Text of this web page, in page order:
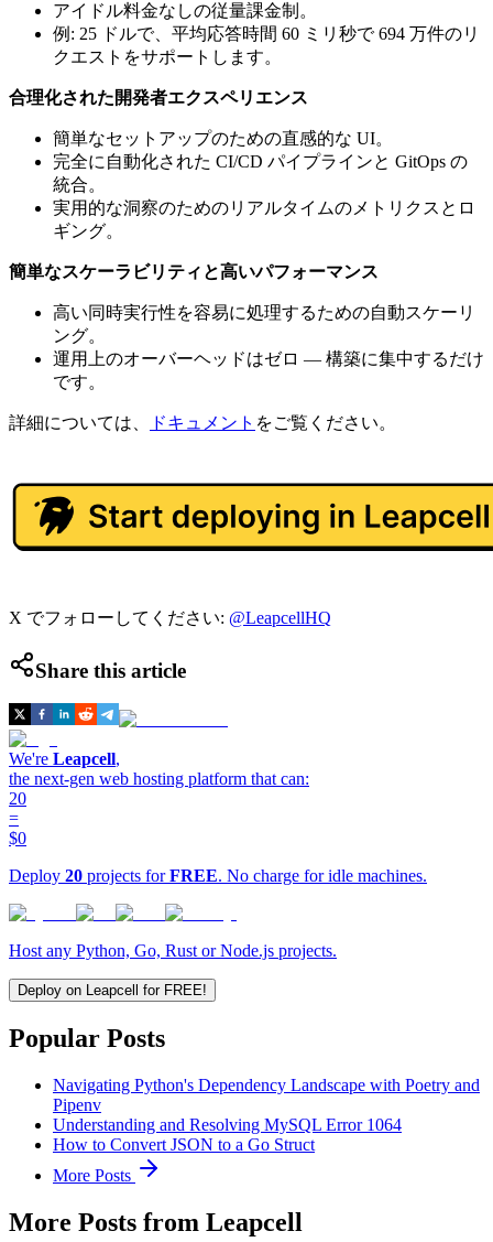
アイドル料金なしの従量課金制。
例: 25 ドルで、平均応答時間 60 ミリ秒で 694 万件のリ
クエストをサポートします。
合理化された開発者エクスペリエンス
簡単なセットアップのための直感的な UI。
完全に自動化された CI/CD パイプラインと GitOps の
統合。
実用的な洞察のためのリアルタイムのメトリクスとロ
ギング。
簡単なスケーラビリティと高いパフォーマンス
高い同時実行性を容易に処理するための自動スケーリ
ング。
運用上のオーバーヘッドはゼロ — 構築に集中するだけ
です。
詳細については、 ドキュメント をご覧ください。
X でフォローしてください: @LeapcellHQ
Share this article
We're Leapcell,
the next-gen web hosting platform that can:
20
=
$0
Deploy 20 projects forFREE. No charge for idle machines.
Host any Python, Go, Rust or Node.js projects.
Deploy on Leapcell for FREE!
Popular Posts
Navigating Python's Dependency Landscape with Poetry and
Pipenv
Understanding and Resolving MySQL Error 1064
How to Convert JSON to a Go Struct
More Posts
More Posts from Leapcell